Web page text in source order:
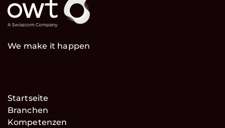
We make it happen
Startseite
Branchen
Kompetenzen